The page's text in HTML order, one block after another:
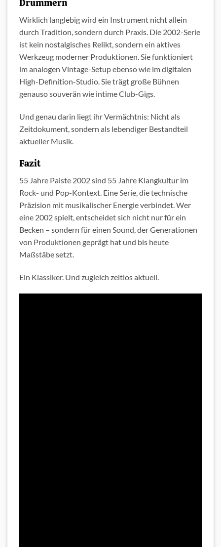
Drummern
Wirklich langlebig wird ein Instrument nicht allein
durch Tradition, sondern durch Praxis. Die 2002-Serie
ist kein nostalgisches Relikt, sondern ein aktives
Werkzeug moderner Produktionen. Sie funktioniert
im analogen Vintage-Setup ebenso wie im digitalen
High-Definition-Studio. Sie trägt große Bühnen
genauso souverän wie intime Club-Gigs.
Und genau darin liegt ihr Vermächtnis: Nicht als
Zeitdokument, sondern als lebendiger Bestandteil
aktueller Musik.
Fazit
55 Jahre Paiste 2002 sind 55 Jahre Klangkultur im
Rock- und Pop-Kontext. Eine Serie, die technische
Präzision mit musikalischer Energie verbindet. Wer
eine 2002 spielt, entscheidet sich nicht nur für ein
Becken – sondern für einen Sound, der Generationen
von Produktionen geprägt hat und bis heute
Maßstäbe setzt.
Ein Klassiker. Und zugleich zeitlos aktuell.